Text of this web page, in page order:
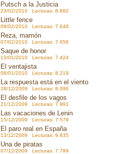
Putsch a la Justicia
23/02/2010 Lecturas: 8.860
Little fence
08/02/2010 Lecturas: 7.648
Reza, mamón
07/02/2010 Lecturas: 7.658
Saque de honor
13/01/2010 Lecturas: 7.424
El ventajista
08/01/2010 Lecturas: 8.219
La respuesta está en el viento
28/12/2009 Lecturas: 8.096
El desfile de los vagos
21/12/2009 Lecturas: 7.991
Las vacaciones de Lenin
15/12/2009 Lecturas: 7.579
El paro real en España
13/12/2009 Lecturas: 9.835
Una de piratas
07/12/2009 Lecturas: 7.799